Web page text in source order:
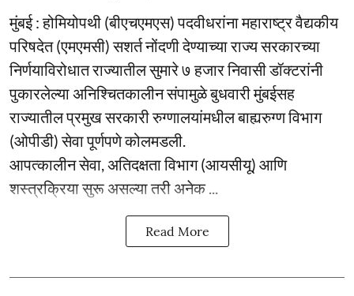
मुंबई : होमियोपथी (बीएचएमएस) पदवीधरांना महाराष्ट्र वैद्यकीय
परिषदेत (एमएमसी) सशर्त नोंदणी देण्याच्या राज्य सरकारच्या
निर्णयाविरोधात राज्यातील सुमारे ७ हजार निवासी डॉक्टरांनी
पुकारलेल्या अनिश्चितकालीन संपामुळे बुधवारी मुंबईसह
राज्यातील प्रमुख सरकारी रुग्णालयांमधील बाह्यरुग्ण विभाग
(ओपीडी) सेवा पूर्णपणे कोलमडली.
आपत्कालीन सेवा, अतिदक्षता विभाग (आयसीयू) आणि
शस्त्रक्रिया सुरू असल्या तरी अनेक ...
Read More